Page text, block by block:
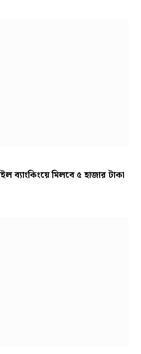
ব্যাংকিংয়ে মিলবে ৫ হাজার টাকা